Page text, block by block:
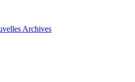
Archives